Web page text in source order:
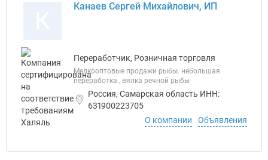
Канаев Сергей Михайлович, ИП
Переработчик, Розничная торговля
Мелкооптовые продажи рыбы. небольшая
переработка , вялка речной рыбы
Россия, Самарская область ИНН:
631900223705
О компании
Объявления